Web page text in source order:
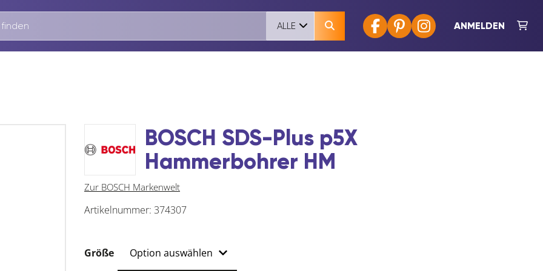
ANMELDEN
ALLE
BOSCH SDS-Plus p5X
Hammerbohrer HM
Zur BOSCH Markenwelt
Artikelnummer: 374307
Größe